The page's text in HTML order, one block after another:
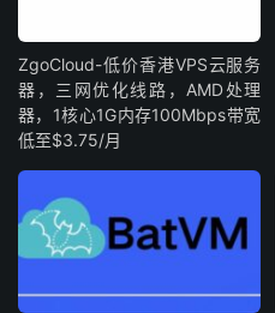
ZgoCloud-低价香港VPS云服务
器，三网优化线路，AMD处理
器，1核心1G内存100Mbps带宽
低至$3.75/月